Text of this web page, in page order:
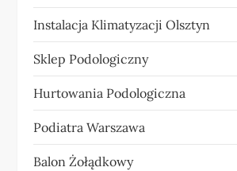
Instalacja Klimatyzacji Olsztyn
Sklep Podologiczny
Hurtowania Podologiczna
Podiatra Warszawa
Balon Żołądkowy